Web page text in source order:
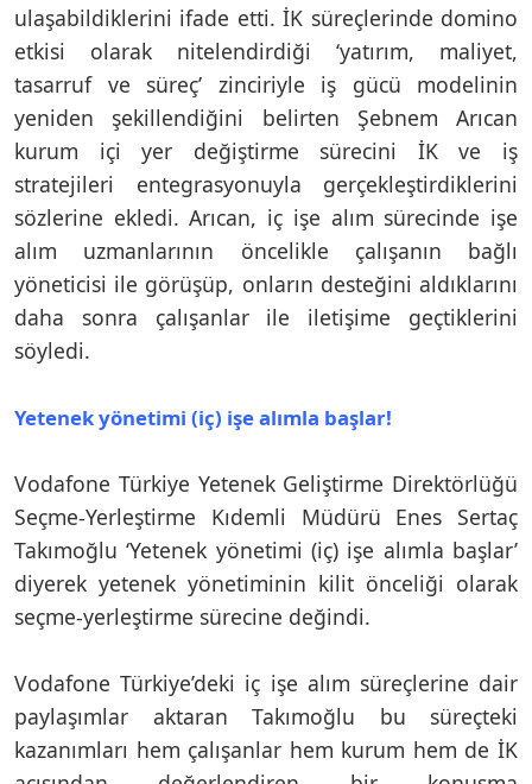
ulaşabildiklerini ifade etti. İK süreçlerinde domino
etkisi olarak nitelendirdiği ‘yatırım, maliyet,
tasarruf ve süreç’ zinciriyle iş gücü modelinin
yeniden şekillendiğini belirten Şebnem Arıcan
kurum içi yer değiştirme sürecini İK ve iş
stratejileri entegrasyonuyla gerçekleştirdiklerini
sözlerine ekledi. Arıcan, iç işe alım sürecinde işe
alım uzmanlarının öncelikle çalışanın bağlı
yöneticisi ile görüşüp, onların desteğini aldıklarını
daha sonra çalışanlar ile iletişime geçtiklerini
söyledi.
Yetenek yönetimi (iç) işe alımla başlar!
Vodafone Türkiye Yetenek Geliştirme Direktörlüğü
Seçme-Yerleştirme Kıdemli Müdürü Enes Sertaç
Takımoğlu ‘Yetenek yönetimi (iç) işe alımla başlar’
diyerek yetenek yönetiminin kilit önceliği olarak
seçme-yerleştirme sürecine değindi.
Vodafone Türkiye’deki iç işe alım süreçlerine dair
paylaşımlar aktaran Takımoğlu bu süreçteki
kazanımları hem çalışanlar hem kurum hem de İK